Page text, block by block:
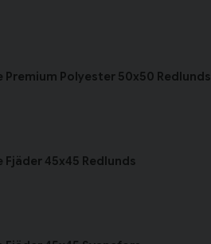
Premium Polyester 50x50 Redlunds
Fjäder 45x45 Redlunds